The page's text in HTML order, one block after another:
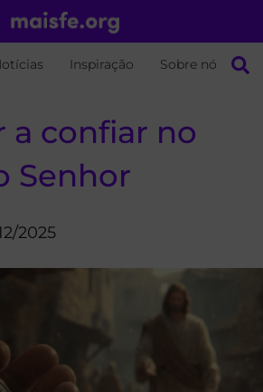
Inspiração Sobre nós
a confiar no
Senhor
2025